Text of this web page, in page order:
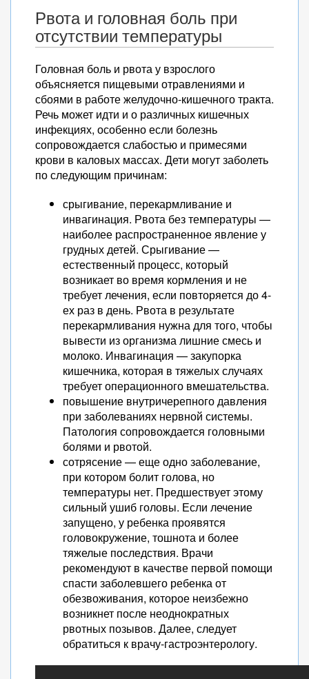
Рвота и головная боль при
отсутствии температуры
Головная боль и рвота у взрослого
объясняется пищевыми отравлениями и
сбоями в работе желудочно-кишечного тракта.
Речь может идти и о различных кишечных
инфекциях, особенно если болезнь
сопровождается слабостью и примесями
крови в каловых массах. Дети могут заболеть
по следующим причинам:
срыгивание, перекармливание и
инвагинация. Рвота без температуры —
наиболее распространенное явление у
грудных детей. Срыгивание —
естественный процесс, который
возникает во время кормления и не
требует лечения, если повторяется до 4-
ех раз в день. Рвота в результате
перекармливания нужна для того, чтобы
вывести из организма лишние смесь и
молоко. Инвагинация — закупорка
кишечника, которая в тяжелых случаях
требует операционного вмешательства.
повышение внутричерепного давления
при заболеваниях нервной системы.
Патология сопровождается головными
болями и рвотой.
сотрясение — еще одно заболевание,
при котором болит голова, но
температуры нет. Предшествует этому
сильный ушиб головы. Если лечение
запущено, у ребенка проявятся
головокружение, тошнота и более
тяжелые последствия. Врачи
рекомендуют в качестве первой помощи
спасти заболевшего ребенка от
обезвоживания, которое неизбежно
возникнет после неоднократных
рвотных позывов. Далее, следует
обратиться к врачу-гастроэнтерологу.